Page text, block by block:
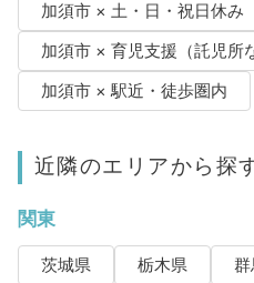
加須市 × 土・日・祝日休み
加須市 × 育児支援（託児所
加須市 × 駅近・徒歩圏内
近隣のエリアから探
関東
茨城県 栃木県 群